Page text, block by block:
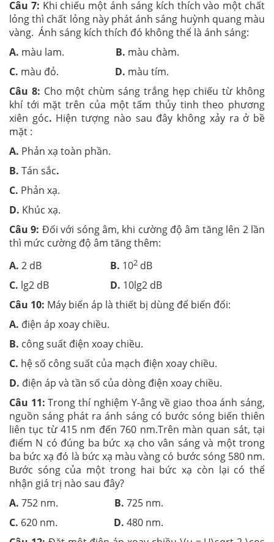
Câu 7: Khi chiếu một ánh sáng kích thích vào một chất
lỏng thì chất lỏng này phát ánh sáng huỳnh quang màu
vàng. Ánh sáng kích thích đó không thể là ánh sáng:
A. màu lam. B. màu chàm.
C. màu đỏ. D. màu tím.
Câu 8: Cho một chùm sáng trắng hẹp chiếu từ không
khí tới mặt trên của một tấm thủy tinh theo phương
xiên góc. Hiện tượng nào sau đây không xảy ra ở bề
mặt :
A. Phản xạ toàn phần.
B. Tán sắc.
C. Phản xạ.
D. Khúc xạ.
Câu 9: Đối với sóng âm, khi cường độ âm tăng lên 2 lần
thì mức cường độ âm tăng thêm:
A. 2 dB B. 102 dB
C. lg2 dB D. 10lg2 dB
Câu 10: Máy biến áp là thiết bị dùng để biến đổi:
A. điện áp xoay chiều.
B. công suất điện xoay chiều.
C. hệ số công suất của mạch điện xoay chiều.
D. điện áp và tần số của dòng điện xoay chiều.
Câu 11: Trong thí nghiệm Y-âng về giao thoa ánh sáng,
nguồn sáng phát ra ánh sáng có bước sóng biến thiên
liên tục từ 415 nm đến 760 nm.Trên màn quan sát, tại
điểm N có đúng ba bức xạ cho vân sáng và một trong
ba bức xạ đó là bức xạ màu vàng có bước sóng 580 nm.
Bước sóng của một trong hai bức xạ còn lại có thể
nhận giá trị nào sau đây?
A. 752 nm. B. 725 nm.
C. 620 nm. D. 480 nm.